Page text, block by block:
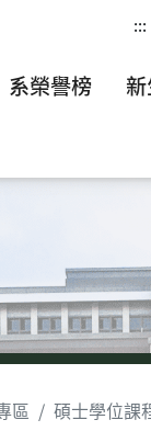
:::
系榮譽榜
區 碩士學位課